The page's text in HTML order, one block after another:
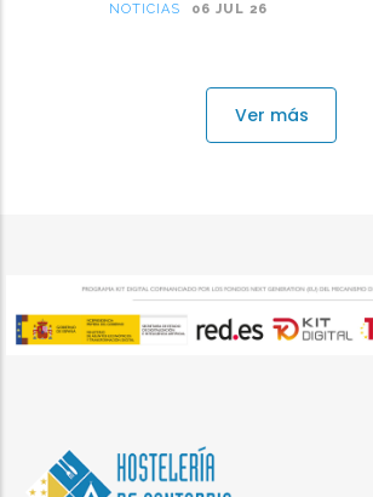
NOTICIAS 06 JUL 26
Ver más